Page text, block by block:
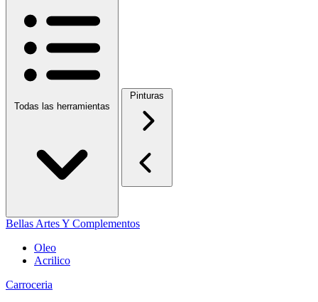
Todas las herramientas
Pinturas
Bellas Artes Y Complementos
Oleo
Acrilico
Carroceria